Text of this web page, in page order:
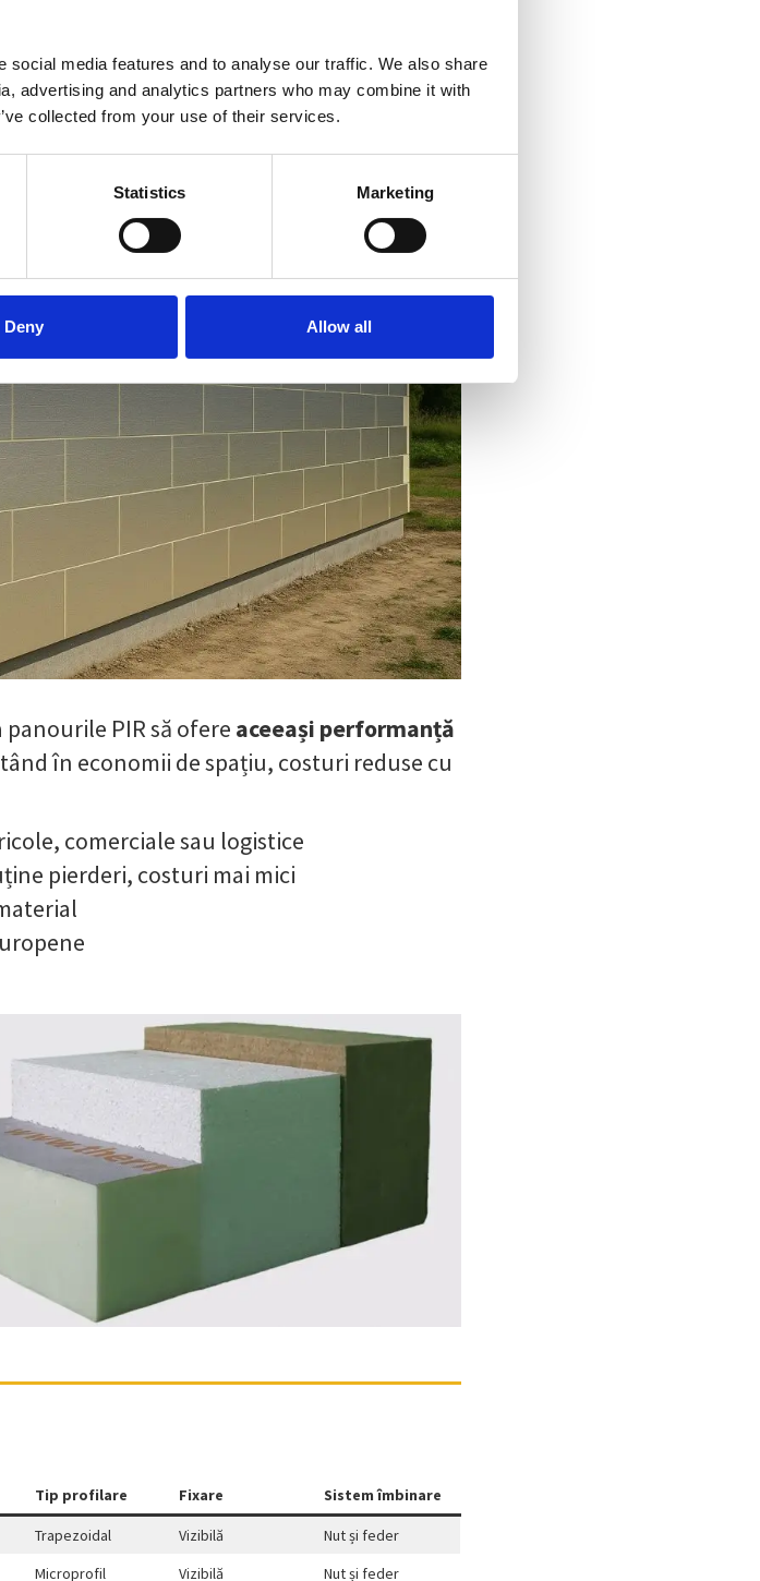
media features and to analyse our traffic. We also share
advertising and analytics partners who may combine it with
collected from your use of their services.
Statistics Marketing
Deny Allow all
extrudat sau chiar vata minerală.
PIR să ofere aceeași performanță
în economii de spațiu, costuri reduse cu
comerciale sau logistice
pierderi, costuri mai mici
Tip profilare Fixare Sistem îmbinare
Trapezoidal Vizibilă
Nut și feder
Microprofil Vizibilă Nut și feder